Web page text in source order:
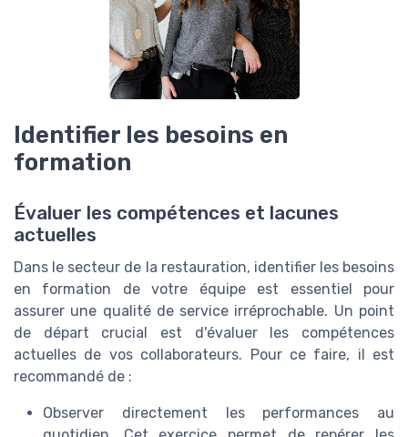
Identifier les besoins en
formation
Évaluer les compétences et lacunes
actuelles
Dans le secteur de la restauration, identifier les besoins
en formation de votre équipe est essentiel pour
assurer une qualité de service irréprochable. Un point
de départ crucial est d'évaluer les compétences
actuelles de vos collaborateurs. Pour ce faire, il est
recommandé de :
Observer directement les performances au